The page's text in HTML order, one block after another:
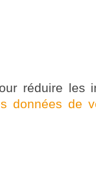
réduire les
données de